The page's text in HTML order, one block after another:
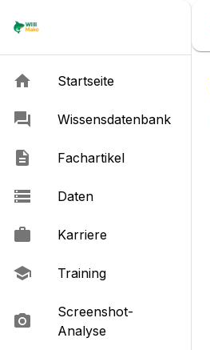
Startseite
Wissensdatenbank
Fachartikel
Daten
Karriere
Training
Screenshot-
Analyse